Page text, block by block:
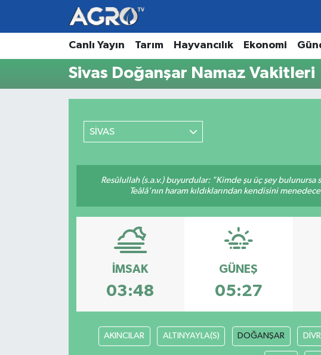
Canlı Yayın Tarım Hayvancılık Ekonomi
Sivas Doğanşar Namaz Vakitleri
SİVAS
Resûlullah (s.a.v.) buyurdular: "Kimde şu üç şey
Teâlâ'nın haram kıldıklarından kendisini
İMSAK
03:48
GÜNEŞ
05:27
AKINCILAR ALTINYAYLA(S) DOĞANŞAR
Hava Durumu
Trafik Durumu
Tüm Manşetler
Son Dakika Haberleri